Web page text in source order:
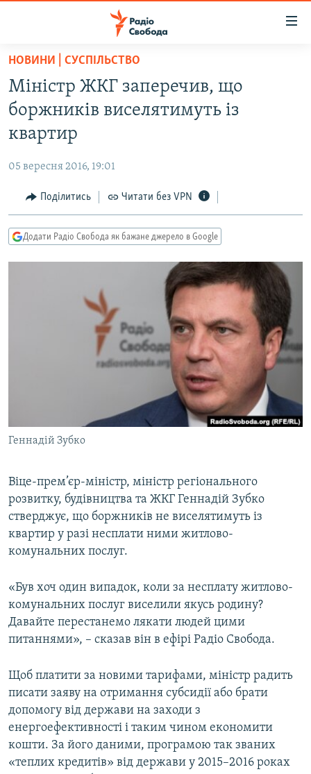
Перейти
основного
матеріалу
Перейти
до
основної
навігації
Перейти
до
пошуку
ВСЕ ЗА ДОБУ
СТАТТІ
ЕКОНОМІКА
СУСПІЛЬСТВО
РОСІЙСЬКА «ФІЛЬТРАЦІЯ»
ДОНБАС.РЕАЛІЇ
ТИ ЯК?
КИТАЙ.ВИКЛИКИ
КРИМ РЕАЛІЇ
УКР
КТАТ
ДОЛУЧАЙСЯ!
Усі сайти RFE/RL
НОВИНИ | СУСПІЛЬСТВО
Міністр ЖКГ заперечив, що
боржників виселятимуть із
квартир
05 вересня 2016, 19:01
Поділитись Читати без VPN
Додати Радіо Свобода як бажане джерело в Google
Геннадій Зубко
Віце-прем’єр-міністр, міністр регіонального
розвитку, будівництва та ЖКГ Геннадій Зубко
стверджує, що боржників не виселятимуть із
квартир у разі несплати ними житлово-
комунальних послуг.
«Був хоч один випадок, коли за несплату житлово-
комунальних послуг виселили якусь родину?
Давайте перестанемо лякати людей цими
питаннями», – сказав він в ефірі Радіо Свобода.
Щоб платити за новими тарифами, міністр радить
писати заяву на отримання субсидії або брати
допомогу від держави на заходи з
енергоефективності і таким чином економити
кошти. За його даними, програмою так званих
«теплих кредитів» від держави у 2015–2016 роках